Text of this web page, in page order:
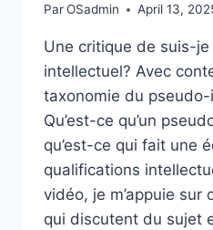
ParOSadmin April 13,
Une critique de suis-
intellectuel? Avec
taxonomie du
Qu’est-ce qu’un
qu’est-ce qui fait une
qualifications
vidéo, je m’appuie sur
qui discutent du sujet